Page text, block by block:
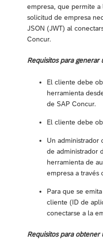
empresa, que permite
solicitud de empresa
JSON (JWT) al
Concur.
Requisitos para
El cliente debe
herramienta
de SAP Concur.
El cliente debe
Un administrador
de administrador
herramienta de
empresa a través
Para que se
cliente (ID de
conectarse a la
Requisitos para obtener